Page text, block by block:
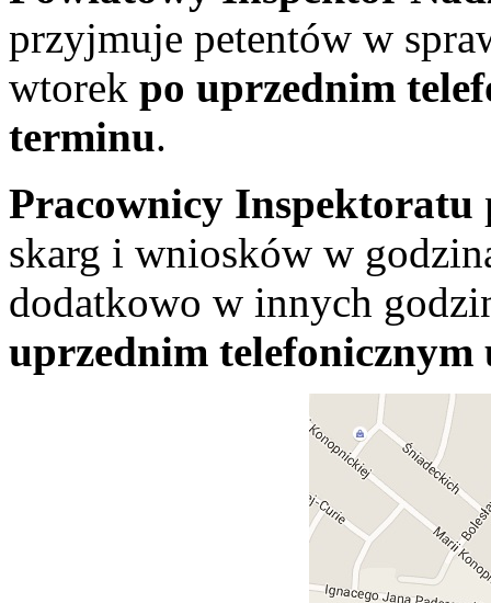
przyjmuje petentów w
wtorek po uprzednim
terminu.
Pracownicy Inspektoratu
skarg i wniosków w
dodatkowo w innych
uprzednim